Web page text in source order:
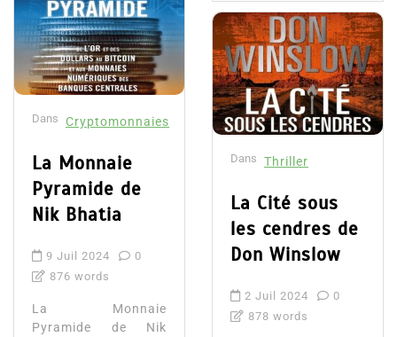
Dans Cryptomonnaies
La Monnaie
Pyramide de
Nik Bhatia
9 Juil 2024
0
876 words
La Monnaie
Pyramide de Nik
Dans Thriller
La Cité sous
les cendres de
Don Winslow
2 Juil 2024
0
878 words